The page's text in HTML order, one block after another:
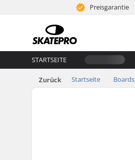
Preisgarantie
STARTSEITE
Zurück Startseite Boards